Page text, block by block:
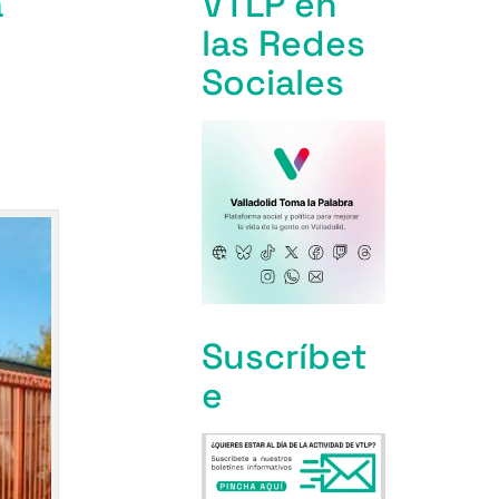
las Redes
Sociales
Suscríbet
e